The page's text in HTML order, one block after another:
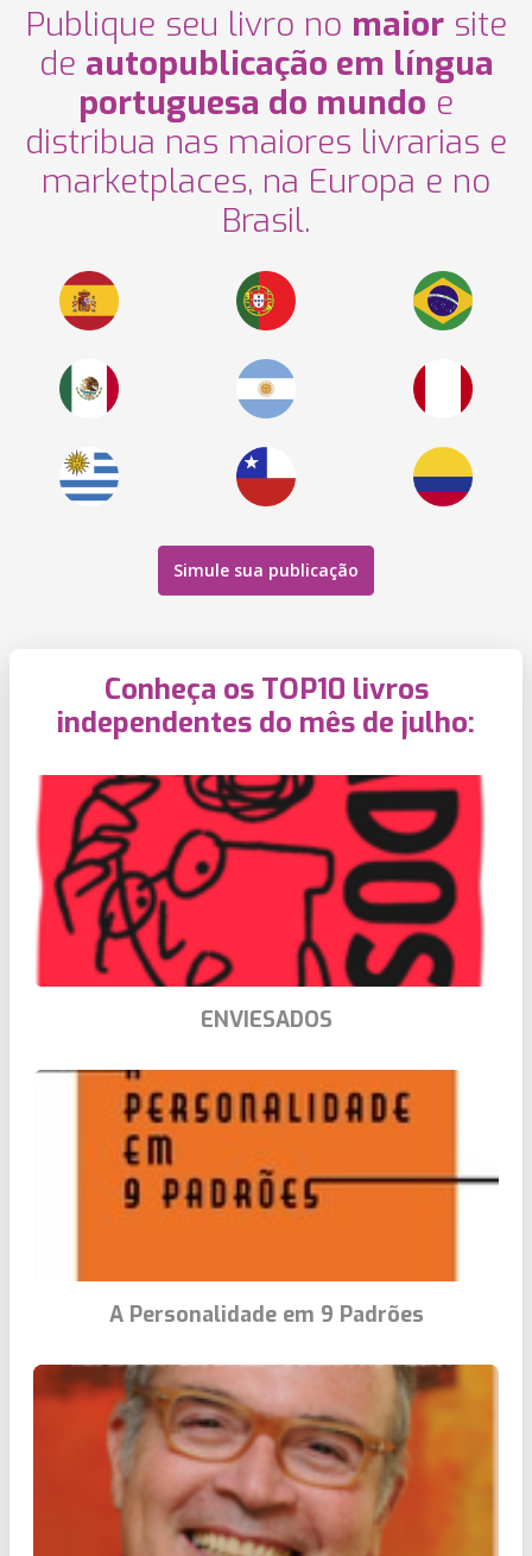
Publique seu livro no maiorsite
de autopublicação em língua
portuguesa do mundo e
distribua nas maiores livrarias e
marketplaces, na Europa e no
Brasil.
Simule sua publicação
Conheça os TOP10 livros
independentes do mês de julho:
ENVIESADOS
A Personalidade em 9 Padrões